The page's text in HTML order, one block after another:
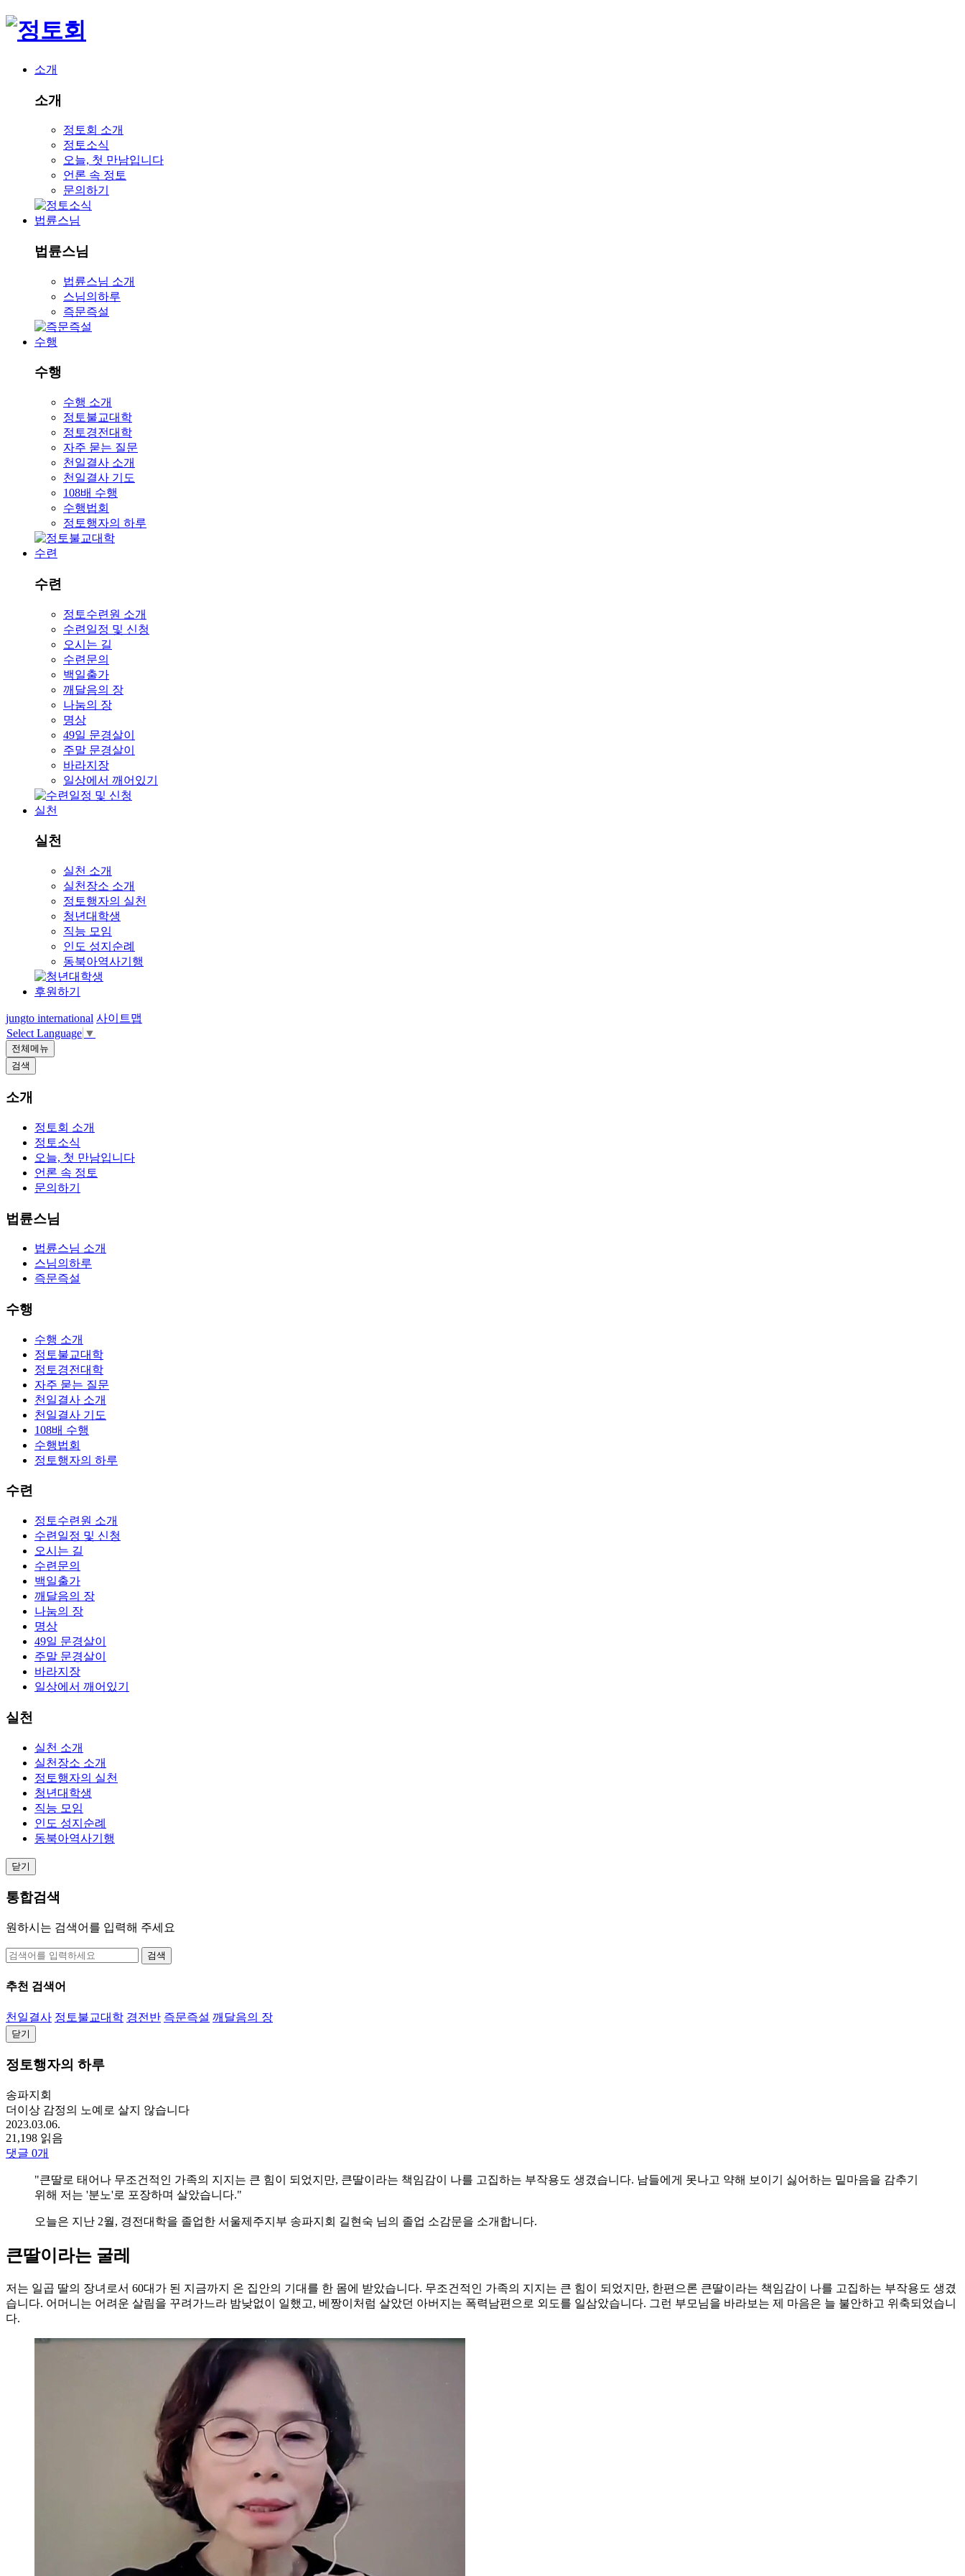
소개
소개
정토회 소개
정토소식
오늘, 첫 만남입니다
언론 속 정토
문의하기
법륜스님
법륜스님
법륜스님 소개
스님의하루
즉문즉설
수행
수행
수행 소개
정토불교대학
정토경전대학
자주 묻는 질문
천일결사 소개
천일결사 기도
108배 수행
수행법회
정토행자의 하루
수련
수련
정토수련원 소개
수련일정 및 신청
오시는 길
수련문의
백일출가
깨달음의 장
나눔의 장
명상
49일 문경살이
주말 문경살이
바라지장
일상에서 깨어있기
실천
실천
실천 소개
실천장소 소개
정토행자의 실천
청년대학생
직능 모임
인도 성지순례
동북아역사기행
후원하기
jungto international 사이트맵
Select Language ▼
전체메뉴
검색
소개
정토회 소개
정토소식
오늘, 첫 만남입니다
언론 속 정토
문의하기
법륜스님
법륜스님 소개
스님의하루
즉문즉설
수행
수행 소개
정토불교대학
정토경전대학
자주 묻는 질문
천일결사 소개
천일결사 기도
108배 수행
수행법회
정토행자의 하루
수련
정토수련원 소개
수련일정 및 신청
오시는 길
수련문의
백일출가
깨달음의 장
나눔의 장
명상
49일 문경살이
주말 문경살이
바라지장
일상에서 깨어있기
실천
실천 소개
실천장소 소개
정토행자의 실천
청년대학생
직능 모임
인도 성지순례
동북아역사기행
닫기
통합검색
원하시는 검색어를 입력해 주세요
검색
추천 검색어
천일결사 정토불교대학 경전반 즉문즉설 깨달음의 장
닫기
정토행자의 하루
송파지회
더이상 감정의 노예로 살지 않습니다
2023.03.06.
21,198 읽음
댓글 0개
"큰딸로 태어나 무조건적인 가족의 지지는 큰 힘이 되었지만, 큰딸이라는 책임감이 나를 고집하는 부작용도 생겼습니다. 남들에게 못나고 약해 보이기 싫어하는 밑마음을 감추기
위해 저는 '분노'로 포장하며 살았습니다."
오늘은 지난 2월, 경전대학을 졸업한 서울제주지부 송파지회 길현숙 님의 졸업 소감문을 소개합니다.
큰딸이라는 굴레
저는 일곱 딸의 장녀로서 60대가 된 지금까지 온 집안의 기대를 한 몸에 받았습니다. 무조건적인 가족의 지지는 큰 힘이 되었지만, 한편으론 큰딸이라는 책임감이 나를 고집하는 부작용도 생겼
습니다. 어머니는 어려운 살림을 꾸려가느라 밤낮없이 일했고, 베짱이처럼 살았던 아버지는 폭력남편으로 외도를 일삼았습니다. 그런 부모님을 바라보는 제 마음은 늘 불안하고 위축되었습니
다.